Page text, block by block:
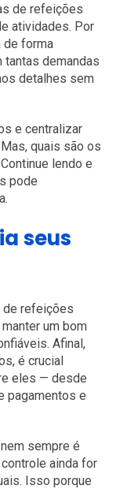
de refeições
atividades. Por
de forma
tantas demandas
detalhes sem
e centralizar
quais são os
lendo e
pode
seus
de refeições
um bom
Afinal,
é crucial
eles — desde
pagamentos e
sempre é
ainda for
Isso porque